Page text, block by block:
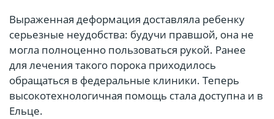
Выраженная деформация доставляла ребенку
серьезные неудобства: будучи правшой, она не
могла полноценно пользоваться рукой. Ранее
для лечения такого порока приходилось
обращаться в федеральные клиники. Теперь
высокотехнологичная помощь стала доступна и в
Ельце.